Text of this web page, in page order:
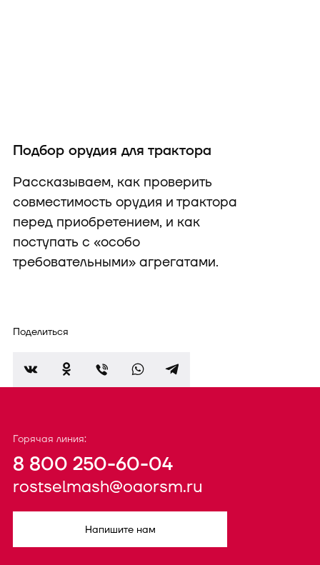
Подбор орудия для трактора
Рассказываем, как проверить
совместимость орудия и трактора
перед приобретением, и как
поступать с «особо
требовательными» агрегатами.
Поделиться
Горячая линия:
8 800 250-60-04
rostselmash@oaorsm.ru
Напишите нам